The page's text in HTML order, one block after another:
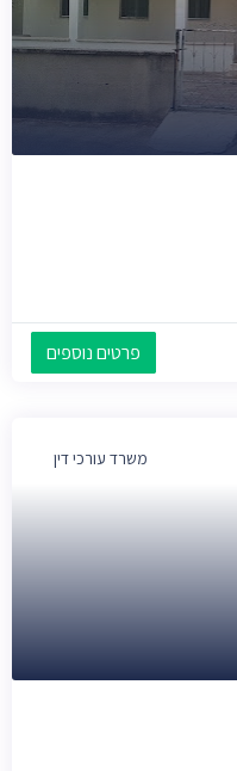
פרטים נוספים
משרד עורכי דין